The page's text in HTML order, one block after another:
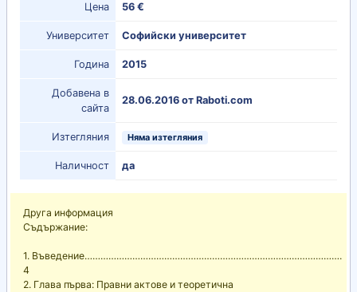
Цена 56 €
Университет Софийски университет
Година 2015
Добавена в
сайта
28.06.2016 от Raboti.com
Изтегляния Няма изтегляния
Наличност да
Друга информация
Съдържание:
1. Въведение…………………………………………………………………………………….
4
2. Глава първа: Правни актове и теоретична